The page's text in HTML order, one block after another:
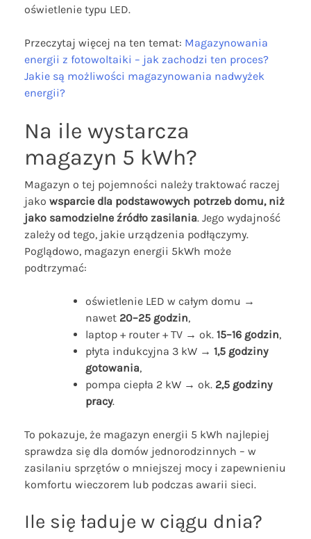
oświetlenie typu LED.
Przeczytaj więcej na ten temat: Magazynowania
energii z fotowoltaiki – jak zachodzi ten proces?
Jakie są możliwości magazynowania nadwyżek
energii?
Na ile wystarcza
magazyn 5 kWh?
Magazyn o tej pojemności należy traktować raczej
jako wsparcie dla podstawowych potrzeb domu, niż
jako samodzielne źródło zasilania. Jego wydajność
zależy od tego, jakie urządzenia podłączymy.
Poglądowo, magazyn energii 5kWh może
podtrzymać:
oświetlenie LED w całym domu →
nawet 20–25 godzin,
laptop + router + TV → ok. 15–16 godzin,
płyta indukcyjna 3 kW → 1,5 godziny
gotowania,
pompa ciepła 2 kW → ok. 2,5 godziny
pracy.
To pokazuje, że magazyn energii 5 kWh najlepiej
sprawdza się dla domów jednorodzinnych – w
zasilaniu sprzętów o mniejszej mocy i zapewnieniu
komfortu wieczorem lub podczas awarii sieci.
Ile się ładuje w ciągu dnia?